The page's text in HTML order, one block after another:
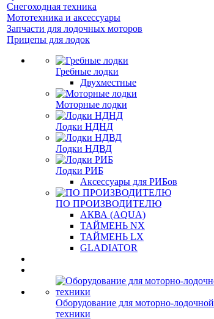
Снегоходная техника
Мототехника и аксессуары
Запчасти для лодочных моторов
Прицепы для лодок
Гребные лодки
Двухместные
Моторные лодки
Лодки НДНД
Лодки НДВД
Лодки РИБ
Аксессуары для РИБов
ПО ПРОИЗВОДИТЕЛЮ
АКВА (AQUA)
ТАЙМЕНЬ NX
ТАЙМЕНЬ LX
GLADIATOR
Оборудование для моторно-лодочной
техники